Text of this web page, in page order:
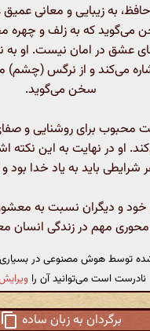
به زیبایی و معانی عمیق
که به زلف و چهره
عشق در امان نیست. او
اشاره می‌کند و از نرگس
سخن می‌گوید.
محبوب برای روشنایی و
او در نهایت به این نکته
شرایطی باید به یاد خدا
و دیگران نسبت به
مهم در زندگی انسان
توسط هوش مصنوعی در بسیاری
نادرست است می‌توانید آن را
برگردان به زبان ساده